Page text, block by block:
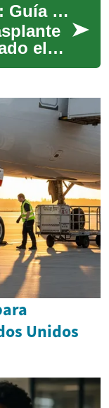
Restauración Capilar: Guía Esencial del Trasplante de Pelo
el
Unidos